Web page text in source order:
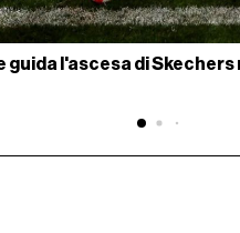
guida l'ascesa di Skechers